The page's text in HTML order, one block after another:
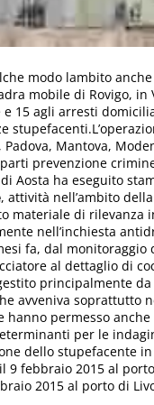
modo lambito
mobile di Rovigo, in
e 15 agli arresti
Padova, Mantova,
prevenzione
Aosta ha eseguito
, attività nell’ambito
materiale di rilevanza
nell’inchiesta
fa, dal
al dettaglio di
principalmente
avveniva soprattutto
hanno permesso
per le
dello stupefacente
9 febbraio 2015 al
2015 al porto di